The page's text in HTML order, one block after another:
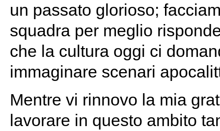
un passato glorioso;
squadra per meglio
che la cultura oggi ci
immaginare scenari
Mentre vi rinnovo la mia
lavorare in questo ambito